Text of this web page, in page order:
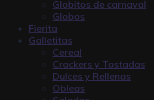
Globitos de carnaval
Globos
Fierita
Galletitas
Cereal
Crackers y Tostadas
Dulces y Rellenas
Obleas